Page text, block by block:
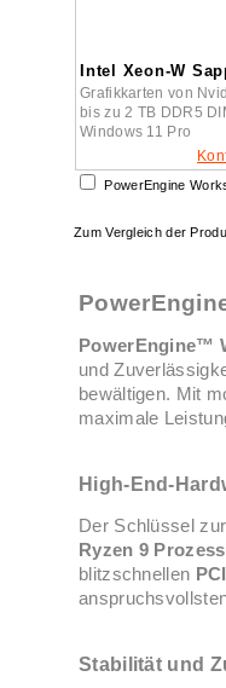
Intel Xeon-W
Grafikkarten von
bis zu 2 TB DDR5
Windows 11 Pro
PowerEngine
Zum Vergleich der
PowerEngine™
und
bewältigen. Mit
maximale
High-End-
Der Schlüssel
Ryzen 9
blitzschnellen
Stabilität und